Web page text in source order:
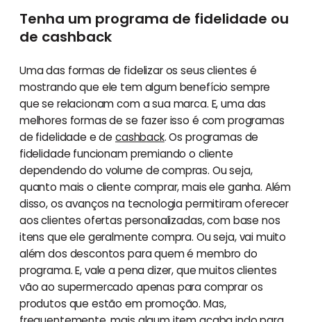
Tenha um programa de fidelidade ou
de cashback
Uma das formas de fidelizar os seus clientes é
mostrando que ele tem algum benefício sempre
que se relacionam com a sua marca. E, uma das
melhores formas de se fazer isso é com programas
de fidelidade e de cashback. Os programas de
fidelidade funcionam premiando o cliente
dependendo do volume de compras. Ou seja,
quanto mais o cliente comprar, mais ele ganha. Além
disso, os avanços na tecnologia permitiram oferecer
aos clientes ofertas personalizadas, com base nos
itens que ele geralmente compra. Ou seja, vai muito
além dos descontos para quem é membro do
programa. E, vale a pena dizer, que muitos clientes
vão ao supermercado apenas para comprar os
produtos que estão em promoção. Mas,